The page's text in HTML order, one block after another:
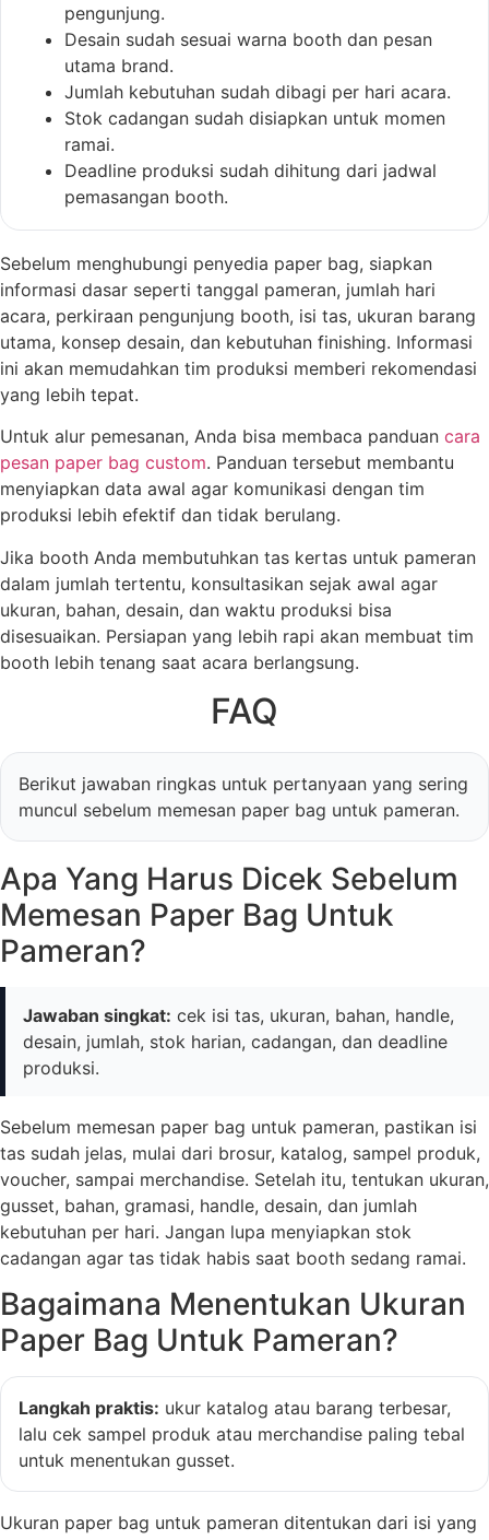
pengunjung.
Desain sudah sesuai warna booth dan pesan
utama brand.
Jumlah kebutuhan sudah dibagi per hari acara.
Stok cadangan sudah disiapkan untuk momen
ramai.
Deadline produksi sudah dihitung dari jadwal
pemasangan booth.
Sebelum menghubungi penyedia paper bag, siapkan
informasi dasar seperti tanggal pameran, jumlah hari
acara, perkiraan pengunjung booth, isi tas, ukuran barang
utama, konsep desain, dan kebutuhan finishing. Informasi
ini akan memudahkan tim produksi memberi rekomendasi
yang lebih tepat.
Untuk alur pemesanan, Anda bisa membaca panduan cara
pesan paper bag custom. Panduan tersebut membantu
menyiapkan data awal agar komunikasi dengan tim
produksi lebih efektif dan tidak berulang.
Jika booth Anda membutuhkan tas kertas untuk pameran
dalam jumlah tertentu, konsultasikan sejak awal agar
ukuran, bahan, desain, dan waktu produksi bisa
disesuaikan. Persiapan yang lebih rapi akan membuat tim
booth lebih tenang saat acara berlangsung.
FAQ
Berikut jawaban ringkas untuk pertanyaan yang sering
muncul sebelum memesan paper bag untuk pameran.
Apa Yang Harus Dicek Sebelum
Memesan Paper Bag Untuk
Pameran?
Jawaban singkat: cek isi tas, ukuran, bahan, handle,
desain, jumlah, stok harian, cadangan, dan deadline
produksi.
Sebelum memesan paper bag untuk pameran, pastikan isi
tas sudah jelas, mulai dari brosur, katalog, sampel produk,
voucher, sampai merchandise. Setelah itu, tentukan ukuran,
gusset, bahan, gramasi, handle, desain, dan jumlah
kebutuhan per hari. Jangan lupa menyiapkan stok
cadangan agar tas tidak habis saat booth sedang ramai.
Bagaimana Menentukan Ukuran
Paper Bag Untuk Pameran?
Langkah praktis: ukur katalog atau barang terbesar,
lalu cek sampel produk atau merchandise paling tebal
untuk menentukan gusset.
Ukuran paper bag untuk pameran ditentukan dari isi yang